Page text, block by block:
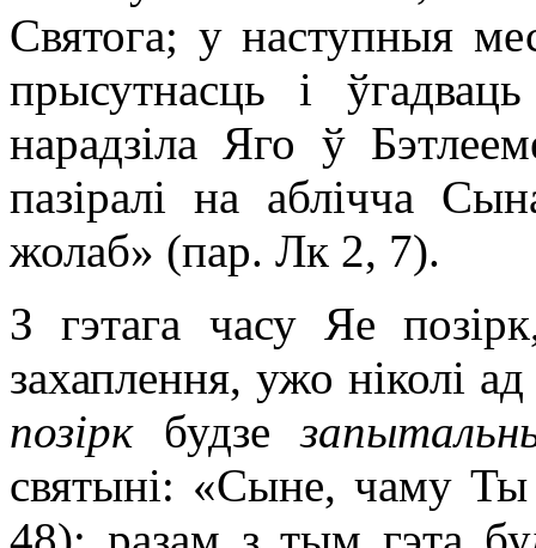
Святога; у наступныя
прысутнасць і
нарадзіла Яго ў
пазіралі на аблічча
жолаб» (пар. Лк 2, 7).
З гэтага часу Яе
захаплення, ужо ніколі
позіркбудзе
святыні: «Сыне, чаму